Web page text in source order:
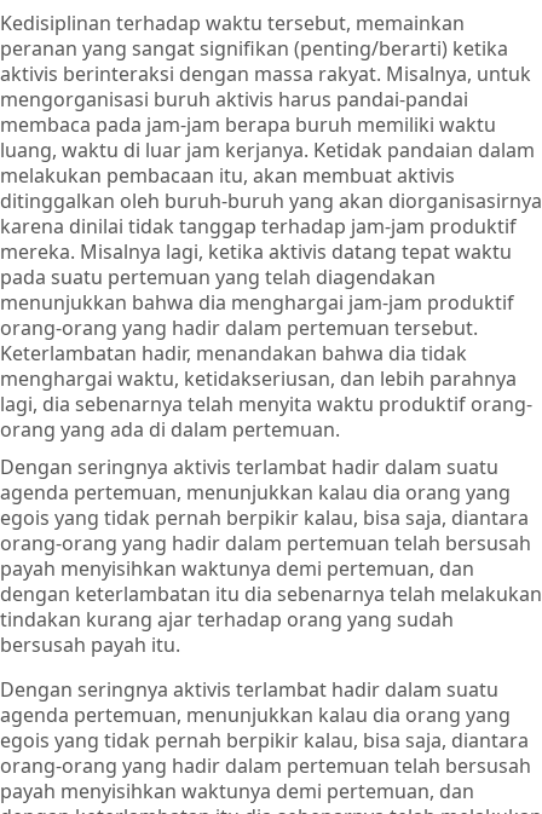
Kedisiplinan terhadap waktu tersebut, memainkan
peranan yang sangat signifikan (penting/berarti) ketika
aktivis berinteraksi dengan massa rakyat. Misalnya, untuk
mengorganisasi buruh aktivis harus pandai-pandai
membaca pada jam-jam berapa buruh memiliki waktu
luang, waktu di luar jam kerjanya. Ketidak pandaian dalam
melakukan pembacaan itu, akan membuat aktivis
ditinggalkan oleh buruh-buruh yang akan diorganisasirnya
karena dinilai tidak tanggap terhadap jam-jam produktif
mereka. Misalnya lagi, ketika aktivis datang tepat waktu
pada suatu pertemuan yang telah diagendakan
menunjukkan bahwa dia menghargai jam-jam produktif
orang-orang yang hadir dalam pertemuan tersebut.
Keterlambatan hadir, menandakan bahwa dia tidak
menghargai waktu, ketidakseriusan, dan lebih parahnya
lagi, dia sebenarnya telah menyita waktu produktif orang-
orang yang ada di dalam pertemuan.
Dengan seringnya aktivis terlambat hadir dalam suatu
agenda pertemuan, menunjukkan kalau dia orang yang
egois yang tidak pernah berpikir kalau, bisa saja, diantara
orang-orang yang hadir dalam pertemuan telah bersusah
payah menyisihkan waktunya demi pertemuan, dan
dengan keterlambatan itu dia sebenarnya telah melakukan
tindakan kurang ajar terhadap orang yang sudah
bersusah payah itu.
Dengan seringnya aktivis terlambat hadir dalam suatu
agenda pertemuan, menunjukkan kalau dia orang yang
egois yang tidak pernah berpikir kalau, bisa saja, diantara
orang-orang yang hadir dalam pertemuan telah bersusah
payah menyisihkan waktunya demi pertemuan, dan